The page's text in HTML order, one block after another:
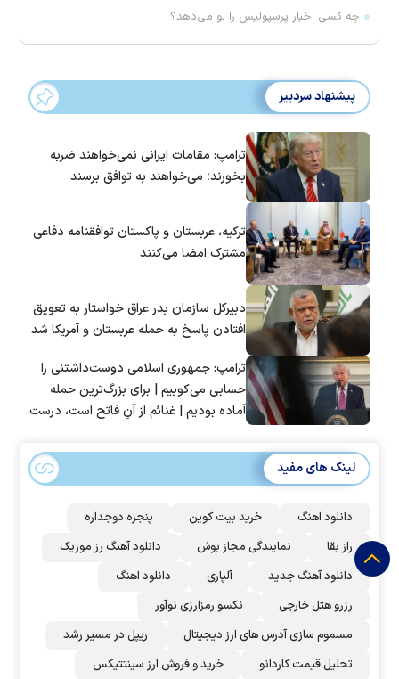
چه کسی اخبار پرسپولیس را لو می‌دهد؟
پیشنهاد سردبیر
ترامپ: مقامات ایرانی نمی‌خواهند ضربه
بخورند؛ می‌خواهند به توافق برسند
ترکیه، عربستان و پاکستان توافقنامه دفاعی
مشترک امضا می‌کنند
دبیرکل سازمان بدر عراق خواستار به تعویق
افتادن پاسخ به حمله عربستان و آمریکا شد
ترامپ: جمهوری اسلامی دوست‌داشتنی را
حسابی می‌کوبیم | برای بزرگ‌ترین حمله
آماده بودیم | غنائم از آنِ فاتح است، درست
لینک های مفید
دانلود اهنگ خرید بیت کوین
پنجره دوجداره
راز بقا
نمایندگی مجاز بوش
دانلود آهنگ رز‌ موزیک
دانلود آهنگ جدید
آلپاری
دانلود اهنگ
رزرو هتل خارجی
نکسو رمزارزی نوآور
مسموم سازی آدرس های ارز دیجیتال
ریپل در مسیر رشد
تحلیل قیمت کاردانو
خرید و فروش ارز سینتتیکس